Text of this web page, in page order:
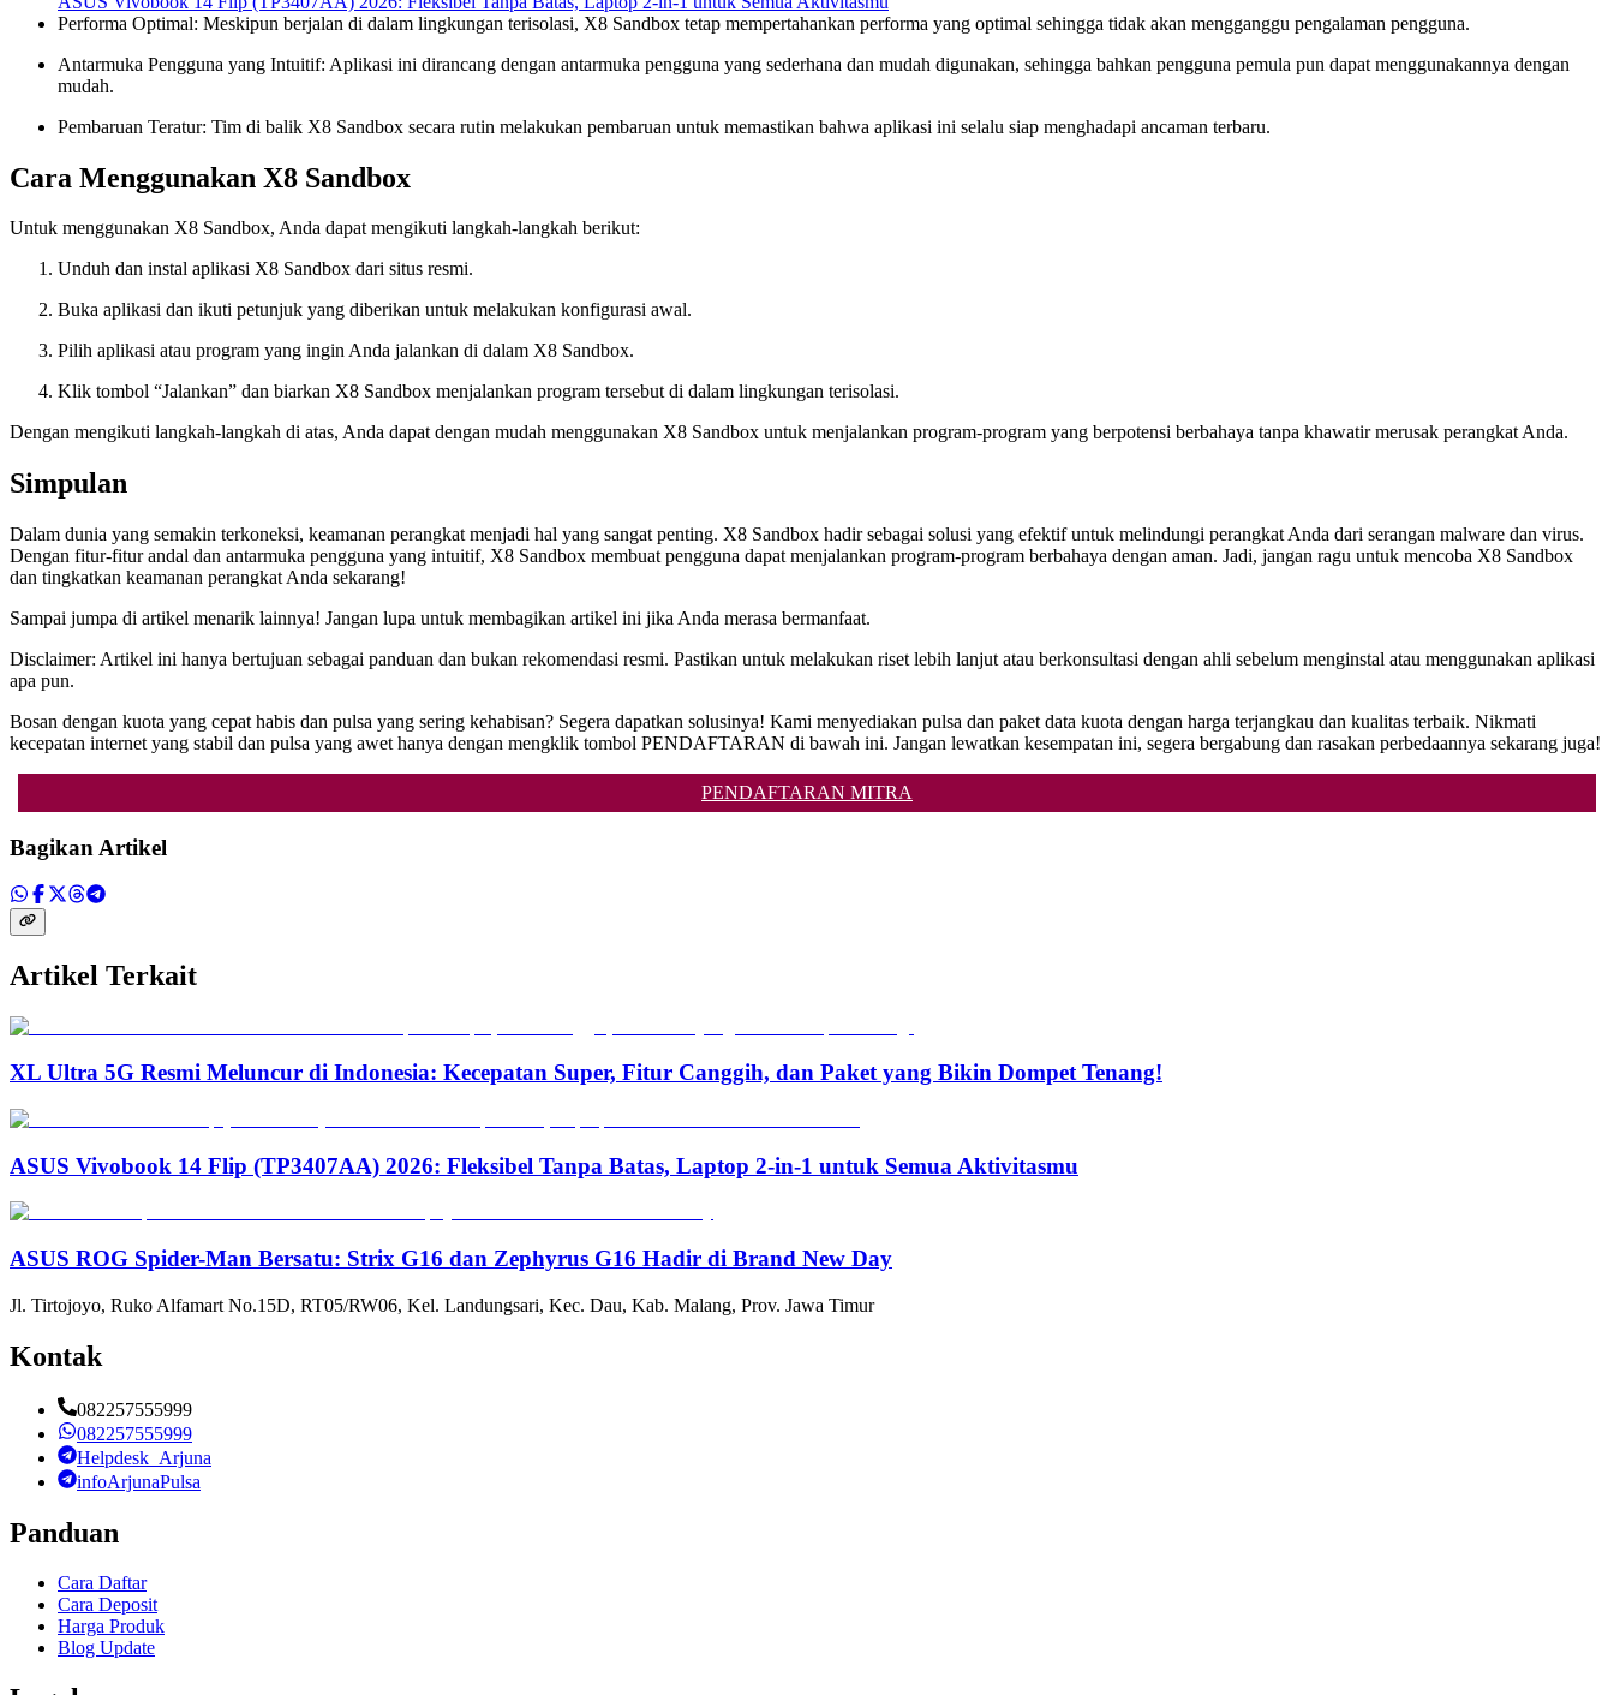
Performa Optimal: Meskipun berjalan di dalam lingkungan terisolasi, X8 Sandbox tetap mempertahankan performa yang optimal sehingga tidak akan mengganggu pengalaman pengguna.
Antarmuka Pengguna yang Intuitif: Aplikasi ini dirancang dengan antarmuka pengguna yang sederhana dan mudah digunakan, sehingga bahkan pengguna pemula pun dapat menggunakannya dengan
mudah.
Pembaruan Teratur: Tim di balik X8 Sandbox secara rutin melakukan pembaruan untuk memastikan bahwa aplikasi ini selalu siap menghadapi ancaman terbaru.
Cara Menggunakan X8 Sandbox
Untuk menggunakan X8 Sandbox, Anda dapat mengikuti langkah-langkah berikut:
Unduh dan instal aplikasi X8 Sandbox dari situs resmi.
Buka aplikasi dan ikuti petunjuk yang diberikan untuk melakukan konfigurasi awal.
Pilih aplikasi atau program yang ingin Anda jalankan di dalam X8 Sandbox.
Klik tombol “Jalankan” dan biarkan X8 Sandbox menjalankan program tersebut di dalam lingkungan terisolasi.
Dengan mengikuti langkah-langkah di atas, Anda dapat dengan mudah menggunakan X8 Sandbox untuk menjalankan program-program yang berpotensi berbahaya tanpa khawatir merusak perangkat Anda.
Simpulan
Dalam dunia yang semakin terkoneksi, keamanan perangkat menjadi hal yang sangat penting. X8 Sandbox hadir sebagai solusi yang efektif untuk melindungi perangkat Anda dari serangan malware dan virus.
Dengan fitur-fitur andal dan antarmuka pengguna yang intuitif, X8 Sandbox membuat pengguna dapat menjalankan program-program berbahaya dengan aman. Jadi, jangan ragu untuk mencoba X8 Sandbox
dan tingkatkan keamanan perangkat Anda sekarang!
Sampai jumpa di artikel menarik lainnya! Jangan lupa untuk membagikan artikel ini jika Anda merasa bermanfaat.
Disclaimer: Artikel ini hanya bertujuan sebagai panduan dan bukan rekomendasi resmi. Pastikan untuk melakukan riset lebih lanjut atau berkonsultasi dengan ahli sebelum menginstal atau menggunakan aplikasi
apa pun.
Bosan dengan kuota yang cepat habis dan pulsa yang sering kehabisan? Segera dapatkan solusinya! Kami menyediakan pulsa dan paket data kuota dengan harga terjangkau dan kualitas terbaik. Nikmati
kecepatan internet yang stabil dan pulsa yang awet hanya dengan mengklik tombol PENDAFTARAN di bawah ini. Jangan lewatkan kesempatan ini, segera bergabung dan rasakan perbedaannya sekarang juga!
PENDAFTARAN MITRA
Bagikan Artikel
Artikel Terkait
XL Ultra 5G Resmi Meluncur di Indonesia: Kecepatan Super, Fitur Canggih, dan Paket yang Bikin Dompet Tenang!
ASUS Vivobook 14 Flip (TP3407AA) 2026: Fleksibel Tanpa Batas, Laptop 2-in-1 untuk Semua Aktivitasmu
ASUS ROG Spider-Man Bersatu: Strix G16 dan Zephyrus G16 Hadir di Brand New Day
Jl. Tirtojoyo, Ruko Alfamart No.15D, RT05/RW06, Kel. Landungsari, Kec. Dau, Kab. Malang, Prov. Jawa Timur
Kontak
082257555999
082257555999
Helpdesk_Arjuna
infoArjunaPulsa
Panduan
Cara Daftar
Cara Deposit
Harga Produk
Blog Update